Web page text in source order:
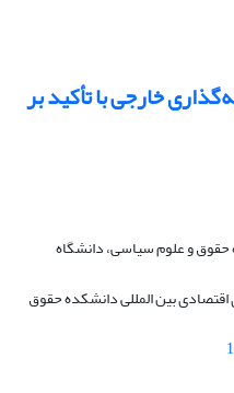
خارجی با تأکید بر
و علوم سیاسی، دانشگاه
بین المللی دانشکده حقوق